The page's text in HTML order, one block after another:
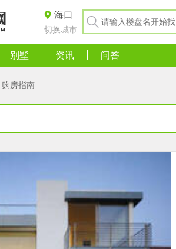
海口
切换城市
别墅 资讯 问答
购房指南